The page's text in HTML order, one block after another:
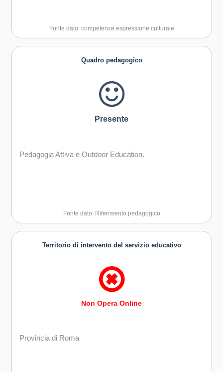
Fonte dato: competenze espressione culturale
Quadro pedagogico
Presente
Pedagogia Attiva e Outdoor Education.
Fonte dato: Riferimento pedagogico
Territorio di intervento del servizio educativo
Non Opera Online
Provincia di Roma